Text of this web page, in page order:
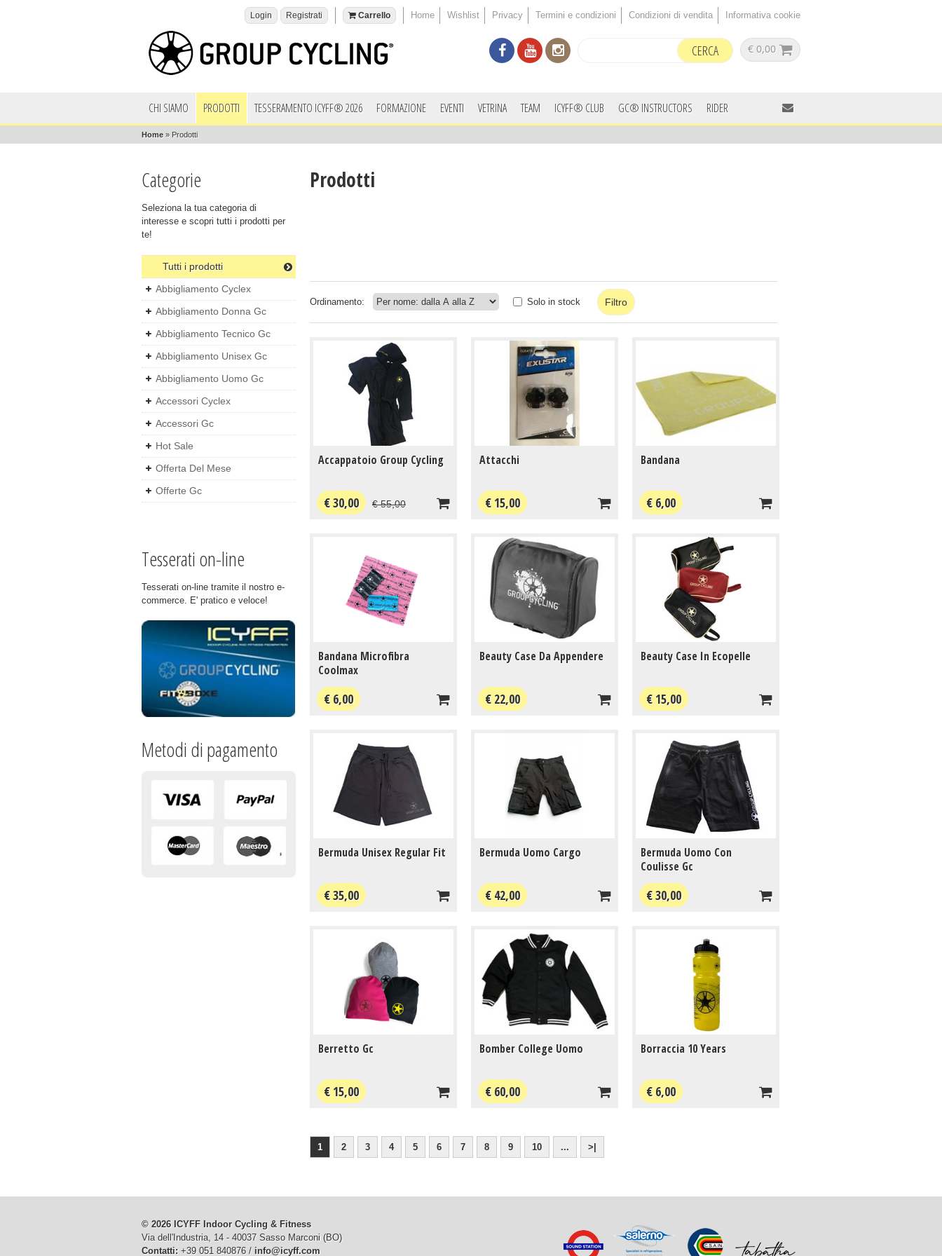
Home Wishlist Privacy Termini e condizioni Condizioni di vendita Informativa cookie
Carrello
Login Registrati
€ 0,00
CHI SIAMO PRODOTTI TESSERAMENTO ICYFF® 2026 FORMAZIONE EVENTI VETRINA TEAM ICYFF® CLUB GC® INSTRUCTORS RIDER
Home » Prodotti
Categorie
Seleziona la tua categoria di
interesse e scopri tutti i prodotti per
te!
Tutti i prodotti
Abbigliamento Cyclex
Abbigliamento Donna Gc
Abbigliamento Tecnico Gc
Abbigliamento Unisex Gc
Abbigliamento Uomo Gc
Accessori Cyclex
Accessori Gc
Hot Sale
Offerta Del Mese
Offerte Gc
Tesserati on-line
Tesserati on-line tramite il nostro e-
commerce. E' pratico e veloce!
Metodi di pagamento
Prodotti
Ordinamento: Solo in stock
Accappatoio Group Cycling
€ 30,00 € 55,00
Attacchi
€ 15,00
Bandana
€ 6,00
Bandana Microfibra
Coolmax
€ 6,00
Beauty Case Da Appendere
€ 22,00
Beauty Case In Ecopelle
€ 15,00
Bermuda Unisex Regular Fit
€ 35,00
Bermuda Uomo Cargo
€ 42,00
Bermuda Uomo Con
Coulisse Gc
€ 30,00
Berretto Gc
€ 15,00
Bomber College Uomo
€ 60,00
Borraccia 10 Years
€ 6,00
1 2 3 4 5 6 7 8 9 10 ... >|
© 2026 ICYFF Indoor Cycling & Fitness
Via dell'Industria, 14 - 40037 Sasso Marconi (BO)
Contatti: +39 051 840876 / info@icyff.com